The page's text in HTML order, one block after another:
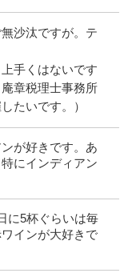
沙汰ですが。テ
手くはないです
庵章税理士事務所
たいです。）
が好きです。あ
にインディアン
に5杯ぐらいは毎
インが大好きで